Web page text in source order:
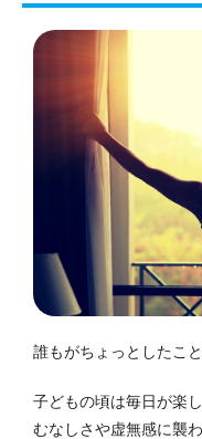
誰もがちょっとしたこ
子どもの頃は毎日が楽
むなしさや虚無感に襲